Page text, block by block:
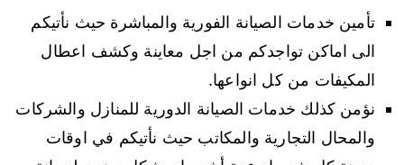
تأمين خدمات الصيانة الفورية والمباشرة حيث نأتيكم
الى اماكن تواجدكم من اجل معاينة وكشف اعطال
المكيفات من كل انواعها.
نؤمن كذلك خدمات الصيانة الدورية للمنازل والشركات
والمحال التجارية والمكاتب حيث نأتيكم في اوقات